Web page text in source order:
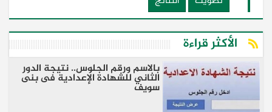
الأكثر قراءة
بالاسم ورقم الجلوس.. نتيجة الدور
الثاني للشهادة الإعدادية فى بنى
سويف